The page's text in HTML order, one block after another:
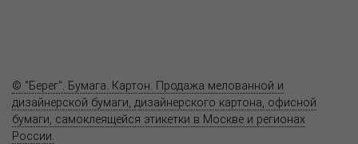
© "Берег". Бумага. Картон. Продажа мелованной и
дизайнерской бумаги, дизайнерского картона, офисной
бумаги, самоклеящейся этикетки в Москве и регионах
России.